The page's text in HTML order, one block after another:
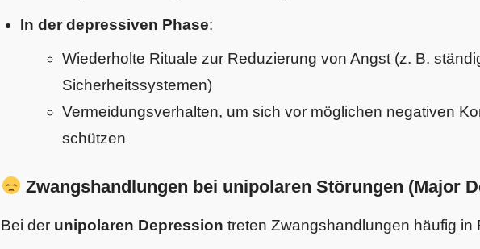
In der depressiven Phase:
Wiederholte Rituale zur Reduzierung von Angst (z. B.
Sicherheitssystemen)
Vermeidungsverhalten, um sich vor möglichen negativen
schützen
Zwangshandlungen bei unipolaren Störungen (Major
Bei der unipolaren Depression treten Zwangshandlungen häufig in